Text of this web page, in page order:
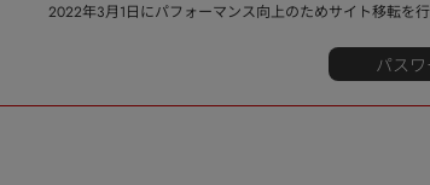
2022年3月1日にパフォーマンス向上のためサイト移転を